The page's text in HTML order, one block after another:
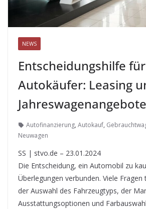
NEWS
Entscheidungshilfe für
Autokäufer: Leasing
Jahreswagenangebote
Autofinanzierung, Autokauf,
Neuwagen
SS | stvo.de – 23.01.2024
Die Entscheidung, ein Automobil zu
Überlegungen verbunden. Viele
der Auswahl des Fahrzeugtyps, der
Ausstattungsoptionen und